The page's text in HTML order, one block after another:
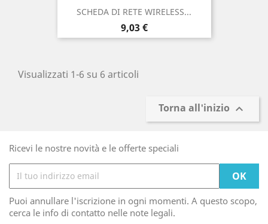
SCHEDA DI RETE WIRELESS...
Prezzo
9,03 €
Visualizzati 1-6 su 6 articoli
Torna all'inizio 
Ricevi le nostre novità e le offerte speciali
Puoi annullare l'iscrizione in ogni momenti. A questo scopo,
cerca le info di contatto nelle note legali.